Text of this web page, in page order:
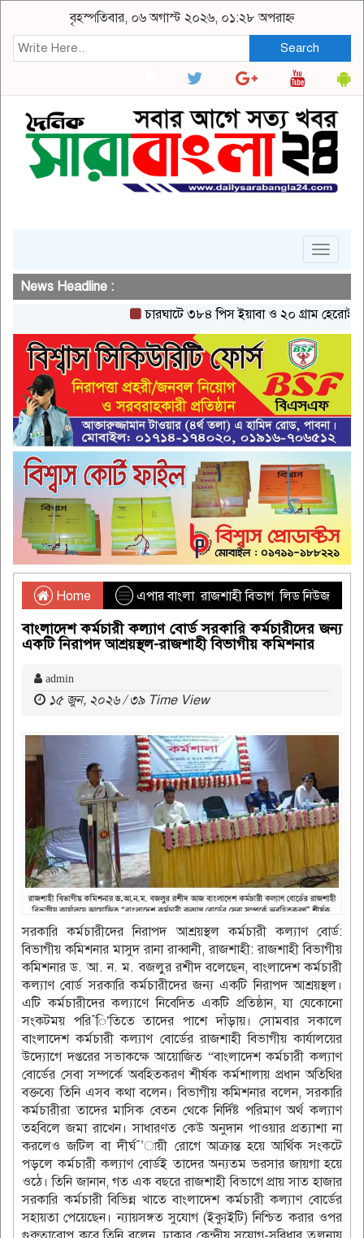
বৃহস্পতিবার, ০৬ অগাস্ট ২০২৬, ০১:২৮ অপরাহ্ন
Search
Toggle
News Headline :
চারঘাটে ৩৮৪ পিস ইয়াবা ও ২০ গ্রাম হেরোইনসহ
Home এপার বাংলা,রাজশাহী বিভাগ,লিড নিউজ
বাংলাদেশ কর্মচারী কল্যাণ বোর্ড সরকারি কর্মচারীদের জন্য
একটি নিরাপদ আশ্রয়স্থল-রাজশাহী বিভাগীয় কমিশনার
admin
১৫ জুন, ২০২৬ / ৩৯ Time View
সরকারি কর্মচারীদের নিরাপদ আশ্রয়স্থল কর্মচারী কল্যাণ বোর্ড:
বিভাগীয় কমিশনার মাসুদ রানা রাব্বানী, রাজশাহী: রাজশাহী বিভাগীয়
কমিশনার ড. আ. ন. ম. বজলুর রশীদ বলেছেন, বাংলাদেশ কর্মচারী
কল্যাণ বোর্ড সরকারি কর্মচারীদের জন্য একটি নিরাপদ আশ্রয়স্থল।
এটি কর্মচারীদের কল্যাণে নিবেদিত একটি প্রতিষ্ঠান, যা যেকোনো
সংকটময় পরি¯ি’তিতে তাদের পাশে দাঁড়ায়। সোমবার সকালে
বাংলাদেশ কর্মচারী কল্যাণ বোর্ডের রাজশাহী বিভাগীয় কার্যালয়ের
উদ্যোগে দপ্তরের সভাকক্ষে আয়োজিত “বাংলাদেশ কর্মচারী কল্যাণ
বোর্ডের সেবা সম্পর্কে অবহিতকরণ শীর্ষক কর্মশালায় প্রধান অতিথির
বক্তব্যে তিনি এসব কথা বলেন। বিভাগীয় কমিশনার বলেন, সরকারি
কর্মচারীরা তাদের মাসিক বেতন থেকে নির্দিষ্ট পরিমাণ অর্থ কল্যাণ
তহবিলে জমা রাখেন। সাধারণত কেউ অনুদান পাওয়ার প্রত্যাশা না
করলেও জটিল বা দীর্ঘ¯’ায়ী রোগে আক্রান্ত হয়ে আর্থিক সংকটে
পড়লে কর্মচারী কল্যাণ বোর্ডই তাদের অন্যতম ভরসার জায়গা হয়ে
ওঠে। তিনি জানান, গত এক বছরে রাজশাহী বিভাগে প্রায় সাত হাজার
সরকারি কর্মচারী বিভিন্ন খাতে বাংলাদেশ কর্মচারী কল্যাণ বোর্ডের
সহায়তা পেয়েছেন। ন্যায়সঙ্গত সুযোগ (ইক্যুইটি) নিশ্চিত করার ওপর